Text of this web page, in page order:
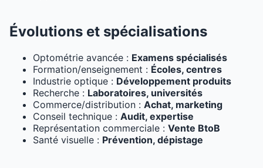
Évolutions et spécialisations
Optométrie avancée : Examens spécialisés
Formation/enseignement : Écoles, centres
Industrie optique : Développement produits
Recherche : Laboratoires, universités
Commerce/distribution : Achat, marketing
Conseil technique : Audit, expertise
Représentation commerciale : Vente BtoB
Santé visuelle : Prévention, dépistage